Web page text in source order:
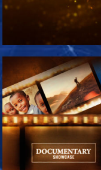
UTFORSKA SERIEN